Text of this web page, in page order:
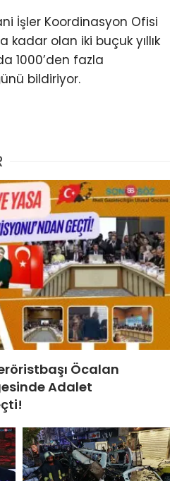
İşler Koordinasyon Ofisi
kadar olan iki buçuk yıllık
1000’den fazla
bildiriyor.
Öcalan
Adalet